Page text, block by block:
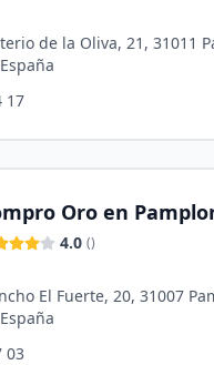
de la Oliva, 21, 31011
17
Oro en
4.0 ()
El Fuerte, 20, 31007
03